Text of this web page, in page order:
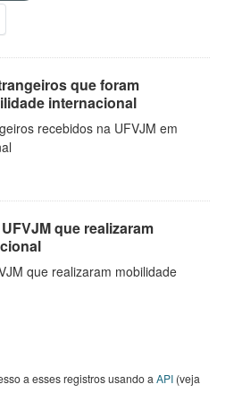
que foram
internacional
recebidos na UFVJM em
que realizaram
que realizaram mobilidade
a esses registros usando a API (veja